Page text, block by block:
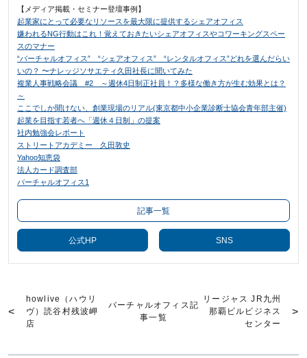
【メディア掲載・セミナー登壇事例】
起業家にとって必要なリソースを最大限に提供するシェアオフィス
嫌われるNG行動はこれ！覚えておきたいシェアオフィスやコワーキングスペー
スのマナー
“バーチャルオフィス” “シェアオフィス” “レンタルオフィス”どれを選んだらい
いの？ 〜ナレッジソサエティ久田社長に聞いてみた
複業人事戦略会議 #2 ～週休4日制正社員！？多様な働き方が生む効果とは？
～
ここでしか聞けない、創業現場のリアル(東京都中小企業診断士協会青年部主催)
起業を目指す若者へ「週休４日制」の提案
社内勉強会レポート
ストリートアカデミー 久田敦史
Yahoo知恵袋
法人カード調査部
バーチャルオフィス1
記事一覧
公式HP SNS
howlive（ハウリ
ヴ）読谷村残波岬
店
バーチャルオフィス記
事一覧
リージャス JR九州
那覇ビルビジネス
センター